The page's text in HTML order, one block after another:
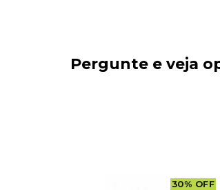
Pergunte e veja
30% OFF